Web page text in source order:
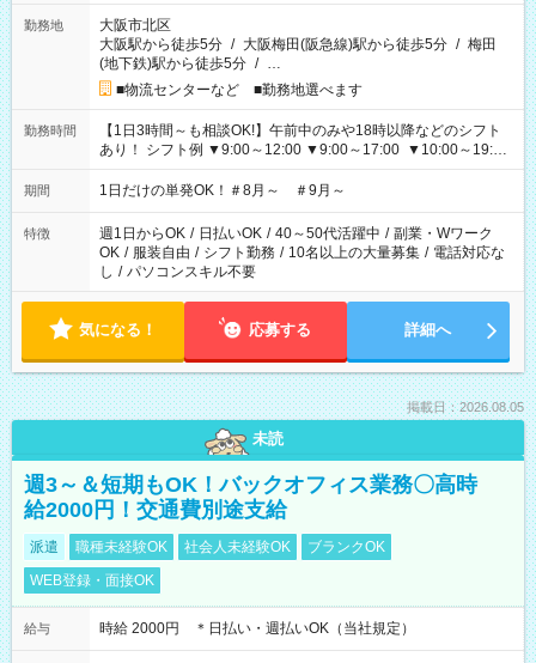
勤務地
大阪市北区
大阪駅から徒歩5分 / 大阪梅田(阪急線)駅から徒歩5分 / 梅田
(地下鉄)駅から徒歩5分 / …
■物流センターなど ■勤務地選べます
勤務時間
【1日3時間～も相談OK!】午前中のみや18時以降などのシフト
あり！ シフト例 ▼9:00～12:00 ▼9:00～17:00 ▼10:00～19:00
▼18:00～21:00
期間 1日だけの単発OK！＃8月～ ＃9月～
特徴 週1日からOK / 日払いOK / 40～50代活躍中 / 副業・Wワーク
OK / 服装自由 / シフト勤務 / 10名以上の大量募集 / 電話対応な
し / パソコンスキル不要
気になる！ 応募する 詳細へ
掲載日：2026.08.05
未読
週3～＆短期もOK！バックオフィス業務〇高時
給2000円！交通費別途支給
派遣 職種未経験OK 社会人未経験OK
ブランクOK
WEB登録・面接OK
給与 時給 2000円 ＊日払い・週払いOK（当社規定）